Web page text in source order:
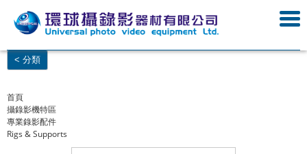
< 分類
首頁
攝錄影機特區
專業錄影配件
Rigs & Supports